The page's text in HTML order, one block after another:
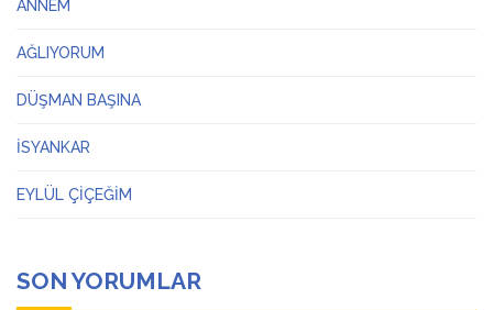
ANNEM
AĞLIYORUM
DÜŞMAN BAŞINA
İSYANKAR
EYLÜL ÇİÇEĞİM
SON YORUMLAR